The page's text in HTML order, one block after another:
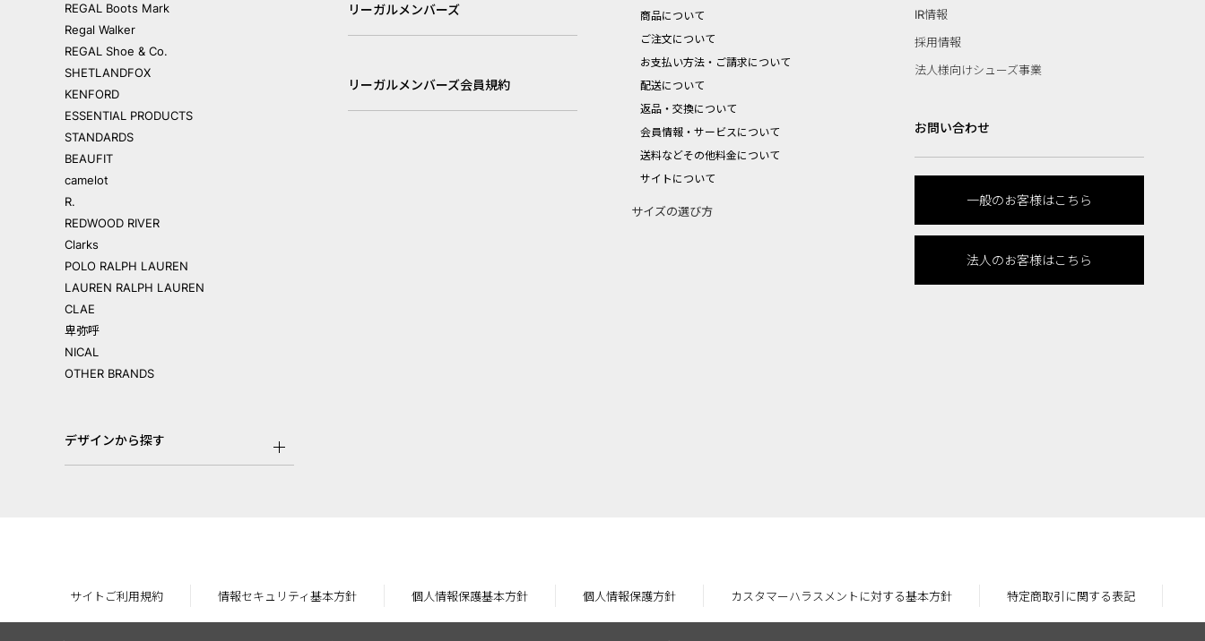
REGAL Boots Mark
Regal Walker
REGAL Shoe & Co.
SHETLANDFOX
KENFORD
ESSENTIAL PRODUCTS
STANDARDS
BEAUFIT
camelot
R.
REDWOOD RIVER
Clarks
POLO RALPH LAUREN
LAUREN RALPH LAUREN
CLAE
卑弥呼
NICAL
OTHER BRANDS
デザインから探す
リーガルメンバーズ
リーガルメンバーズ会員規約
商品について
ご注文について
お支払い方法・ご請求について
配送について
返品・交換について
会員情報・サービスについて
送料などその他料金について
サイトについて
サイズの選び方
IR情報
採用情報
法人様向けシューズ事業
お問い合わせ
一般のお客様はこちら
法人のお客様はこちら
サイトご利用規約 情報セキュリティ基本方針 個人情報保護基本方針 個人情報保護方針 カスタマーハラスメントに対する基本方針 特定商取引に関する表記